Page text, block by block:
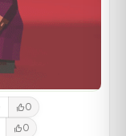
0
0